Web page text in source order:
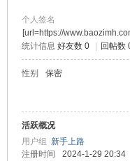
个人签名
[url=https://
统计信息 好友数 0 回帖数
性别 保密
活跃概况
用户组 新手上路
注册时间
2024-1-29 20:34